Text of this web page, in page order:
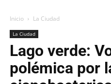
Inicio La Ciudad
La Ciudad
Lago verde:
polémica por